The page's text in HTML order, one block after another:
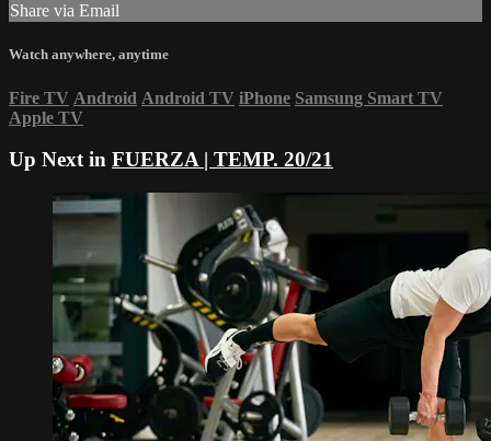
Share via Email
Watch anywhere, anytime
Fire TV Android Android TV iPhone Samsung Smart TV
Apple TV
Up Next in FUERZA | TEMP. 20/21